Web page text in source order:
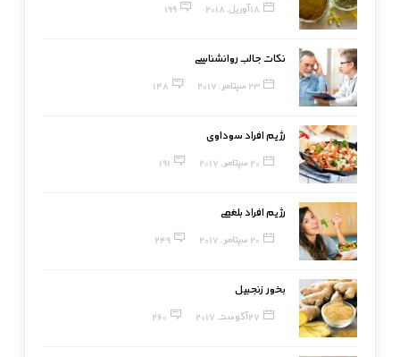
18 آوریل, 2018 199
نکات جالب روانشناسی
23 سپتامبر, 2017 148
رژیم افراد سوداوی
20 سپتامبر, 2017 191
رژیم افراد بلغمی
20 سپتامبر, 2017 249
بخور زنجبیل
27 آگوست, 2017 260